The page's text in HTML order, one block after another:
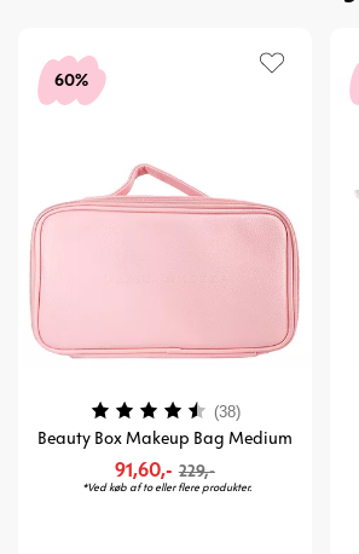
60%
Beauty Box Makeup Bag Medium
91,60,- 229,-
*Ved køb af to eller flere produkter.
Vurdering: (38)